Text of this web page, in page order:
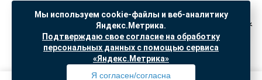
Политика обработки персональных данных
Согласие на обработку данных Яндекс Метрика
"© ООО “САНТЕХГИД”, 2026. Все права защищены. Предложение не является публичной
офертой, цены и информация на сайте ознакомительные
Доработка и продвижение вSO.USE
Мы используем cookie-файлы и веб-аналитику
Яндекс.Метрика.
Подтверждаю свое согласие на обработку
персональных данных с помощью сервиса
«Яндекс.Метрика»
Я согласен/согласна